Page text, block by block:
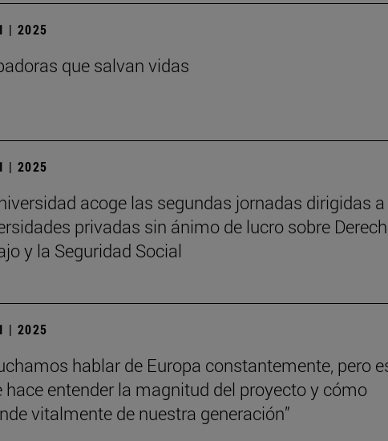
| 2025
que salvan vidas
| 2025
acoge las segundas jornadas dirigidas
privadas sin ánimo de lucro sobre
y la Seguridad Social
| 2025
hablar de Europa constantemente, pero
hace entender la magnitud del proyecto y cómo
vitalmente de nuestra generación”